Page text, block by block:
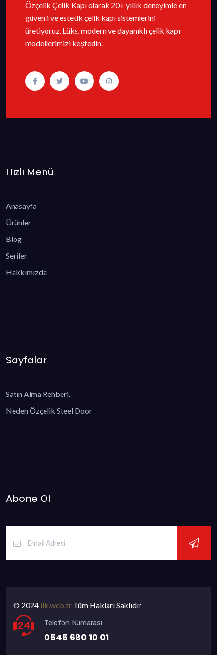
Özçelik Çelik Kapı olarak 20+ yıllık deneyimle en
güvenli ve estetik çelik kapı sistemlerini
üretiyoruz. Lüks, modern ve dayanıklı çelik kapı
modellerimizi keşfedin.
Hızlı Menü
Anasayfa
Ürünler
Blog
Seriler
Hakkımızda
Sayfalar
Satın Alma Rehberi.
Neden Özçelik Steel Door
Abone Ol
© 2024 ilk.web.tr Tüm Hakları Saklıdır
Telefon Numarası
0545 680 10 01